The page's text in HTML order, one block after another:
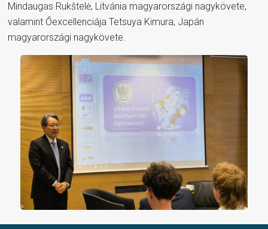
Mindaugas Rukštelė, Litvánia magyarországi nagykövete,
valamint Őexcellenciája Tetsuya Kimura, Japán
magyarországi nagykövete.